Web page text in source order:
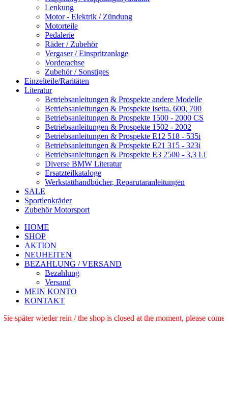
Lenkung
Motor - Elektrik / Zündung
Motorteile
Pedalerie
Räder / Zubehör
Vergaser / Einspritzanlage
Vorderachse
Zubehör / Sonstiges
Einzelteile/Raritäten
Literatur
Betriebsanleitungen & Prospekte andere Modelle
Betriebsanleitungen & Prospekte Isetta, 600, 700
Betriebsanleitungen & Prospekte 1500 - 2000 CS
Betriebsanleitungen & Prospekte 1502 - 2002
Betriebsanleitungen & Prospekte E12 518 - 535i
Betriebsanleitungen & Prospekte E21 315 - 323i
Betriebsanleitungen & Prospekte E3 2500 - 3,3 Li
Diverse BMW Literatur
Ersatzteilkataloge
Werkstatthandbücher, Reparutaranleitungen
SALE
Sportlenkräder
Zubehör Motorsport
HOME
SHOP
AKTION
NEUHEITEN
BEZAHLUNG / VERSAND
Bezahlung
Versand
MEIN KONTO
KONTAKT
schauen Sie später wieder rein / the shop is closed at the moment,